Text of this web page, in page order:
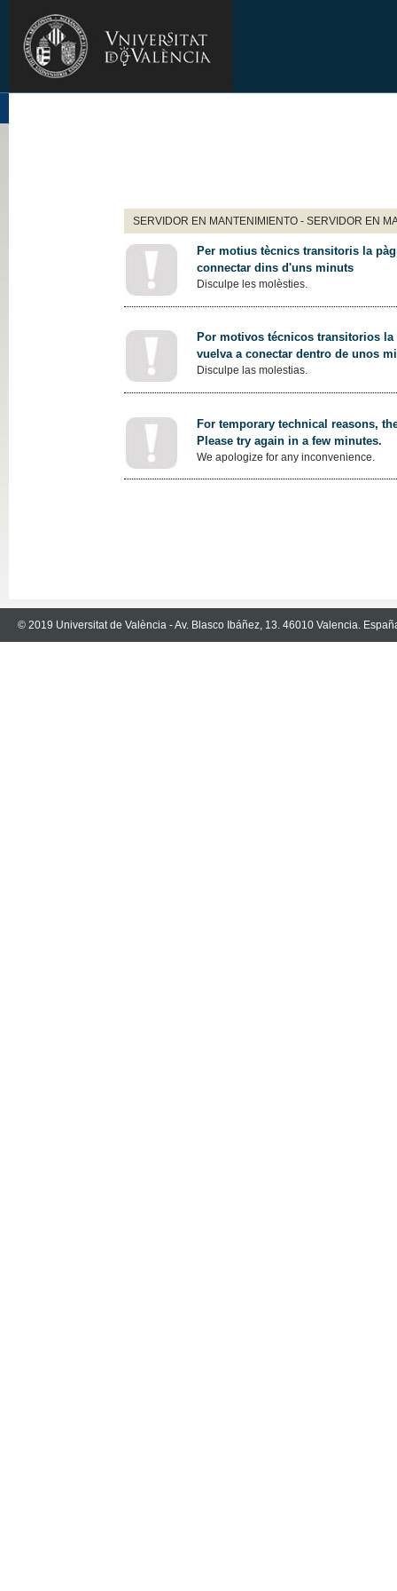
SERVIDOR EN MANTENIMIENTO - SERVIDOR EN
Per motius tècnics transitoris la
connectar dins d'uns minuts
Disculpe les molèsties.
Por motivos técnicos transitorios
vuelva a conectar dentro de unos
Disculpe las molestias.
For temporary technical reasons,
Please try again in a few minutes.
We apologize for any inconvenience.
© 2019 Universitat de València - Av. Blasco Ibáñez, 13. 46010 Valencia.